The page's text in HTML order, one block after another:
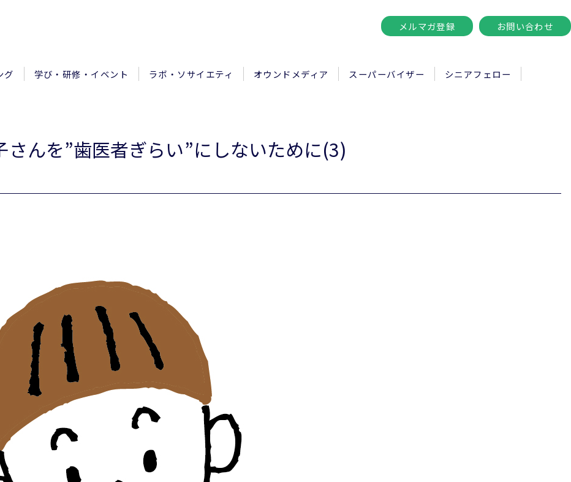
メルマガ登録 お問い合わせ
グ 学び・研修・イベント ラボ・ソサイエティ オウンドメディア スーパーバイザー
シニアフェロー
さんを”歯医者ぎらい”にしないために(3)